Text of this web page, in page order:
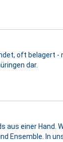
oft belagert -
dar.
aus einer Hand.
Ensemble. In